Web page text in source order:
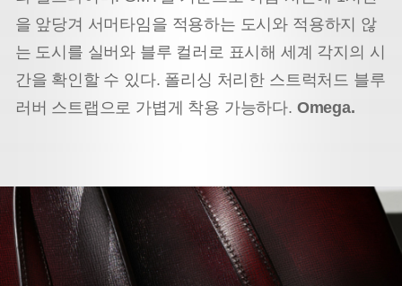
을 앞당겨 서머타임을 적용하는 도시와 적용하지 않
는 도시를 실버와 블루 컬러로 표시해 세계 각지의 시
간을 확인할 수 있다. 폴리싱 처리한 스트럭처드 블루
러버 스트랩으로 가볍게 착용 가능하다. Omega.